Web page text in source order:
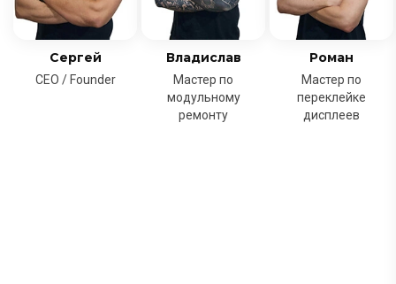
Сергей
CEO / Founder
Владислав
Мастер по
модульному
ремонту
Роман
Мастер по
переклейке
дисплеев